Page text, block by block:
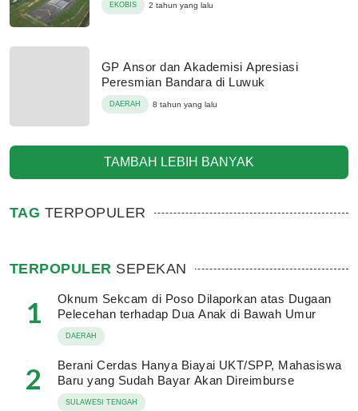
EKOBIS 2 tahun yang lalu
GP Ansor dan Akademisi Apresiasi
Peresmian Bandara di Luwuk
DAERAH 8 tahun yang lalu
TAMBAH LEBIH BANYAK
TAG TERPOPULER
TERPOPULER SEPEKAN
1
Oknum Sekcam di Poso Dilaporkan atas Dugaan
Pelecehan terhadap Dua Anak di Bawah Umur
DAERAH
2
Berani Cerdas Hanya Biayai UKT/SPP, Mahasiswa
Baru yang Sudah Bayar Akan Direimburse
SULAWESI TENGAH